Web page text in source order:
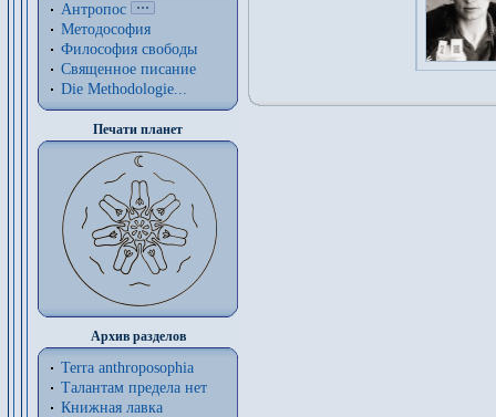
Антропос
Методософия
Философия cвободы
Священное писание
Die Methodologie...
Печати планет
Архив разделов
Terra anthroposophia
Талантам предела нет
Книжная лавка